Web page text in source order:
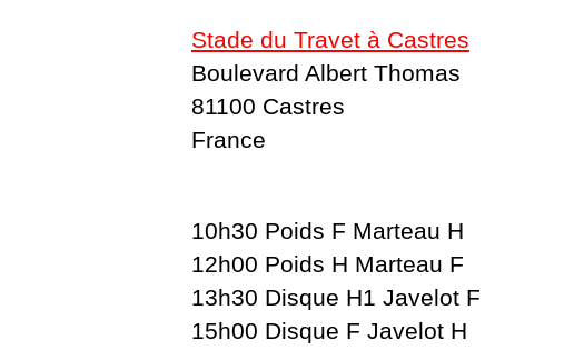
Stade du Travet à Castres
Boulevard Albert Thomas
81100 Castres
France
10h30 Poids F Marteau H
12h00 Poids H Marteau F
13h30 Disque H1 Javelot F
15h00 Disque F Javelot H